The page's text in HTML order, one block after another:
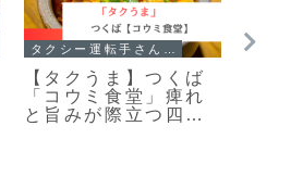
【タクうま】つくば
「コウミ食堂」痺れ
と旨みが際立つ四川